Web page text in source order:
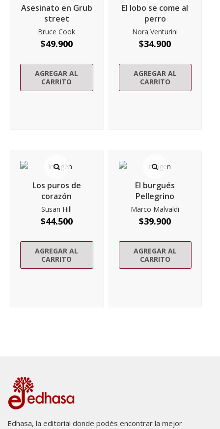
Asesinato en Grub
street
Bruce Cook
$49.900
AGREGAR AL
CARRITO
El lobo se come al
perro
Nora Venturini
$34.900
AGREGAR AL
CARRITO
Los puros de
corazón
Susan Hill
$44.500
AGREGAR AL
CARRITO
El burgués
Pellegrino
Marco Malvaldi
$39.900
AGREGAR AL
CARRITO
Edhasa, la editorial donde podés encontrar la mejor